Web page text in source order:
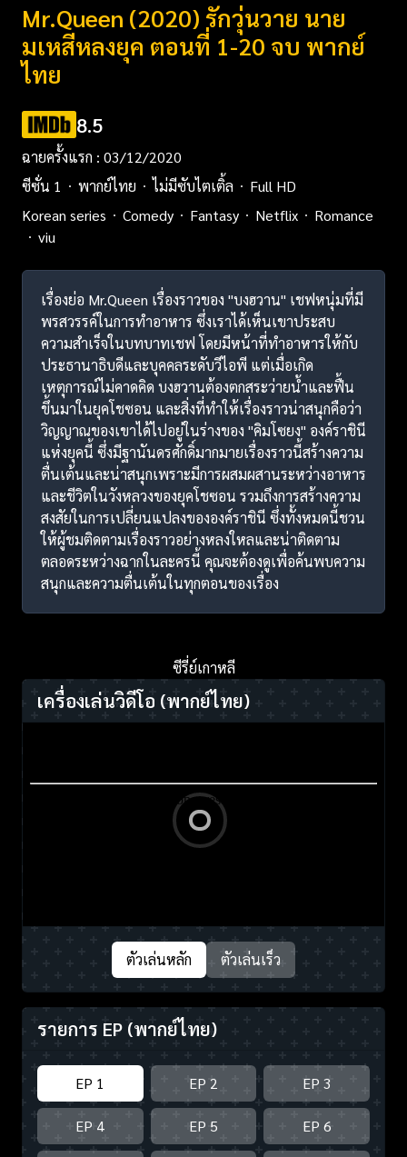
Mr.Queen (2020) รักวุ่นวาย นาย
มเหสีหลงยุค ตอนที่ 1-20 จบ พากย์
ไทย
8.5
ฉายครั้งแรก : 03/12/2020
ซีซั่น 1
พากย์ไทย ไม่มีซับไตเติ้ล
Full HD
Korean series
Comedy Fantasy Netflix
Romance
viu
เรื่องย่อ Mr.Queen เรื่องราวของ "บงฮวาน" เชฟหนุ่มที่มี
พรสวรรค์ในการทำอาหาร ซึ่งเราได้เห็นเขาประสบ
ความสำเร็จในบทบาทเชฟ โดยมีหน้าที่ทำอาหารให้กับ
ประธานาธิบดีและบุคคลระดับวีไอพี แต่เมื่อเกิด
เหตุการณ์ไม่คาดคิด บงฮวานต้องตกสระว่ายน้ำและฟื้น
ขึ้นมาในยุคโชซอน และสิ่งที่ทำให้เรื่องราวน่าสนุกคือว่า
วิญญาณของเขาได้ไปอยู่ในร่างของ "คิมโซยง" องค์ราชินี
แห่งยุคนี้ ซึ่งมีฐานันดรศักดิ์มากมายเรื่องราวนี้สร้างความ
ตื่นเต้นและน่าสนุกเพราะมีการผสมผสานระหว่างอาหาร
และชีวิตในวังหลวงของยุคโชซอน รวมถึงการสร้างความ
สงสัยในการเปลี่ยนแปลงขององค์ราชินี ซึ่งทั้งหมดนี้ชวน
ให้ผู้ชมติดตามเรื่องราวอย่างหลงใหลและน่าติดตาม
ตลอดระหว่างฉากในละครนี้ คุณจะต้องดูเพื่อค้นพบความ
สนุกและความตื่นเต้นในทุกตอนของเรื่อง
ซีรี่ย์เกาหลี
เครื่องเล่นวิดีโอ (พากย์ไทย)
ตัวเล่นหลัก ตัวเล่นเร็ว
รายการ EP (พากย์ไทย)
EP 1 EP 2 EP 3
EP 4 EP 5 EP 6